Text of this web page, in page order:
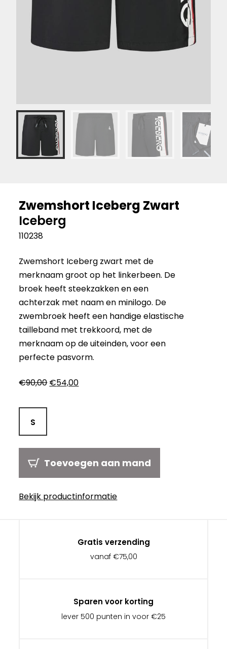
Zwemshort Iceberg Zwart
Iceberg
110238
Zwemshort Iceberg zwart met de
merknaam groot op het linkerbeen. De
broek heeft steekzakken en een
achterzak met naam en minilogo. De
zwembroek heeft een handige elastische
tailleband met trekkoord, met de
merknaam op de uiteinden, voor een
perfecte pasvorm.
€90,00 Oorspronkelijke
€54,00Huidige
S
Toevoegen aan mand
Bekijk productinformatie
Gratis verzending
vanaf €75,00
Sparen voor korting
lever 500 punten in voor €25